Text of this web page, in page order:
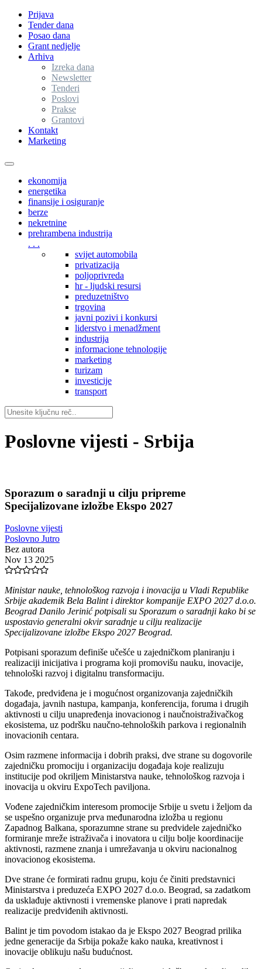
Prijava
Tender dana
Posao dana
Grant nedjelje
Arhiva
Izreka dana
Newsletter
Tenderi
Poslovi
Prakse
Grantovi
Kontakt
Marketing
Toggle
navigationekonomija
energetika
finansije i osiguranje
berze
nekretnine
prehrambena industrija
. . .
svijet automobila
privatizacija
poljoprivreda
hr - ljudski resursi
preduzetništvo
trgovina
javni pozivi i konkursi
liderstvo i menadžment
industrija
informacione tehnologije
marketing
turizam
investicije
transport
Poslovne vijesti - Srbija
Sporazum o saradnji u cilju pripreme
Specijalizovane izložbe Ekspo 2027
Poslovne vijesti
Poslovno Jutro
Bez autora
Nov 13 2025
Ministar nauke, tehnološkog razvoja i inovacija u Vladi Republike
Srbije akademik Bela Balint i direktor kompanije EXPO 2027 d.o.o.
Beograd Danilo Jerinić potpisali su Sporazum o saradnji kako bi se
uspostavio generalni okvir saradnje u cilju realizacije
Specijalizovane izložbe Ekspo 2027 Beograd.
Potpisani sporazum definiše učešće u zajedničkom planiranju i
realizaciji inicijativa i programa koji promovišu nauku, inovacije,
tehnološki razvoj i digitalnu transformaciju.
Takođe, predviđena je i mogućnost organizovanja zajedničkih
događaja, javnih nastupa, kampanja, konferencija, foruma i drugih
aktivnosti u cilju unapređenja inovacionog i naučnoistraživačkog
ekosistema, uz podršku naučno-tehnoloških parkova i regionalnih
inovacionih centara.
Osim razmene informacija i dobrih praksi, dve strane su dogovorile
zajedničku promociju i organizaciju događaja koje realizuju
institucije pod okriljem Ministarstva nauke, tehnološkog razvoja i
inovacija u okviru ExpoTech paviljona.
Vođene zajedničkim interesom promocije Srbije u svetu i željom da
se uspešno organizuje prva međunarodna izložba u regionu
Zapadnog Balkana, sporazumne strane su predvidele zajedničko
formiranje mreže istraživača i inovatora u cilju bolje koordinacije
aktivnosti, razmene znanja i umrežavanja u okviru nacionalnog
inovacionog ekosistema.
Dve strane će formirati radnu grupu, koju će činiti predstavnici
Ministarstva i preduzeća EXPO 2027 d.o.o. Beograd, sa zadatkom
da usklađuje aktivnosti i vremenske planove i prati napredak
realizacije predviđenih aktivnosti.
Balint je tim povodom istakao da je Ekspo 2027 Beograd prilika
jedne generacije da Srbija pokaže kako nauka, kreativnost i
inovacije oblikuju našu budućnost.